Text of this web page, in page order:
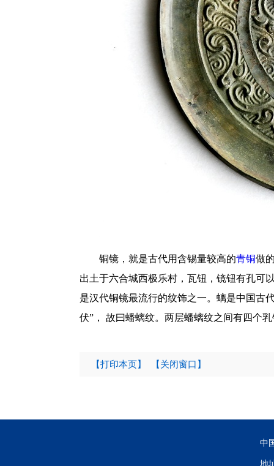
铜镜，就是古代用含锡量较高的青铜做
出土于六合城西极乐村，瓦钮，镜钮有孔可
是汉代铜镜最流行的纹饰之一。螭是中国古
伏”， 故曰蟠螭纹。两层蟠螭纹之间有四个
【打印本页】 【关闭窗口】
中
地